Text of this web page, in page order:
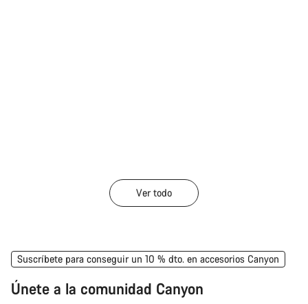
Ver todo
Suscríbete para conseguir un 10 % dto. en accesorios Canyon
Únete a la comunidad Canyon